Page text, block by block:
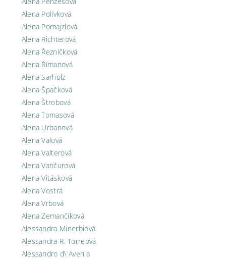
Alena Polívková
Alena Pomajzlová
Alena Richterová
Alena Řezníčková
Alena Římanová
Alena Sarholz
Alena Špačková
Alena Štrobová
Alena Tomasová
Alena Urbanová
Alena Valová
Alena Valterová
Alena Vančurová
Alena Vitásková
Alena Vostrá
Alena Vrbová
Alena Zemančíková
Alessandra Minerbiová
Alessandra R. Torreová
Alessandro d\'Avenia